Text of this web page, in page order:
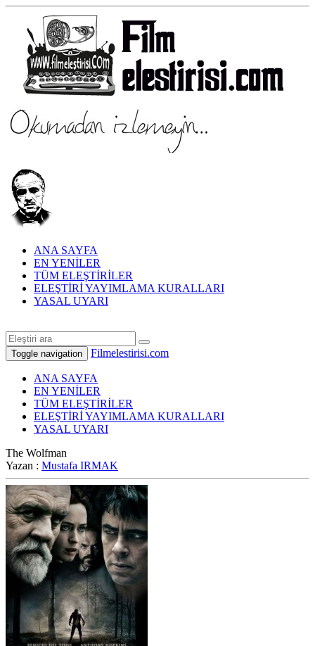
ANA SAYFA
EN YENİLER
TÜM ELEŞTİRİLER
ELEŞTİRİ YAYIMLAMA KURALLARI
YASAL UYARI
Toggle navigation Filmelestirisi.com
ANA SAYFA
EN YENİLER
TÜM ELEŞTİRİLER
ELEŞTİRİ YAYIMLAMA KURALLARI
YASAL UYARI
The Wolfman
Yazan : Mustafa IRMAK